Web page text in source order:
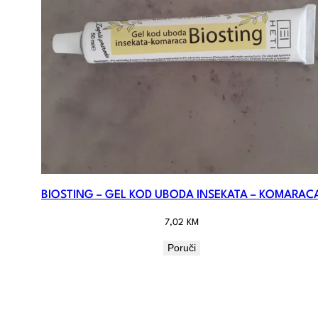
BIOSTING – GEL KOD UBODA INSEKATA –
7,02 KM
Poruči